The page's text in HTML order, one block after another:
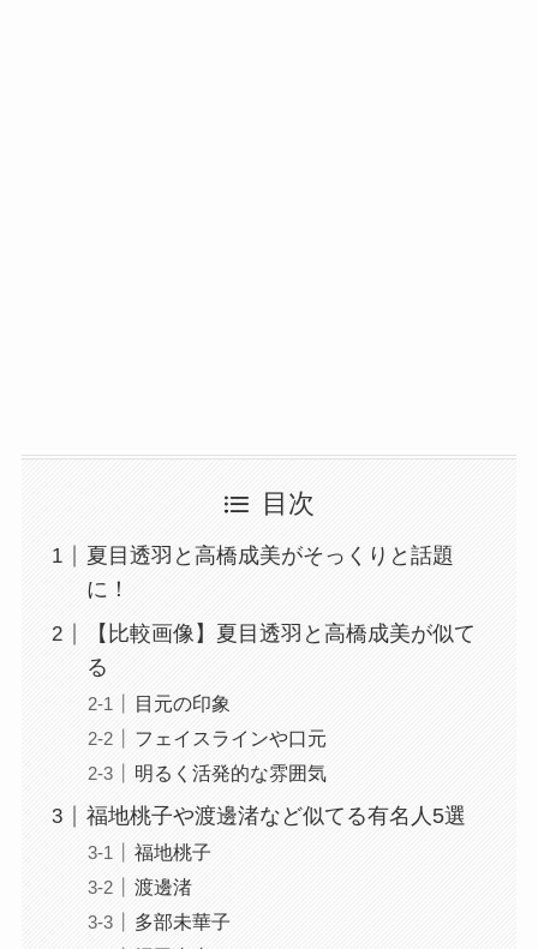
目次
夏目透羽と高橋成美がそっくりと話題
に！
【比較画像】夏目透羽と高橋成美が似て
る
目元の印象
フェイスラインや口元
明るく活発的な雰囲気
福地桃子や渡邊渚など似てる有名人5選
福地桃子
渡邊渚
多部未華子